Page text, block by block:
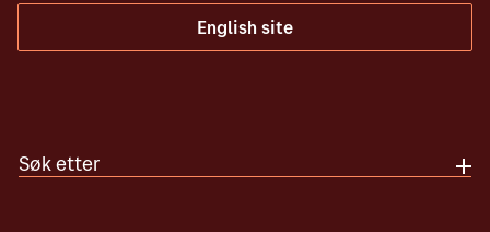
English site
Søk etter